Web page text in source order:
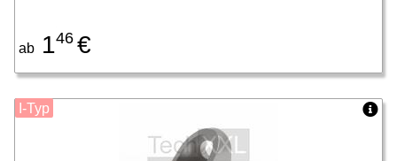
ab 146 €
I-Typ